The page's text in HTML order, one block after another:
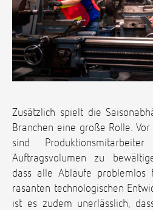
Zusätzlich spielt die
Branchen eine große Rolle.
sind
Auftragsvolumen zu
dass alle Abläufe problemlos
rasanten technologischen
ist es zudem unerlässlich,